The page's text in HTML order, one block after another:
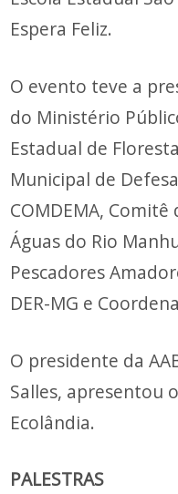
Espera Feliz.
O evento teve a
do Ministério
Estadual de
Municipal de
COMDEMA,
Águas do Rio
Pescadores
DER-MG e
O presidente da
Salles, apresentou
Ecolândia.
PALESTRAS